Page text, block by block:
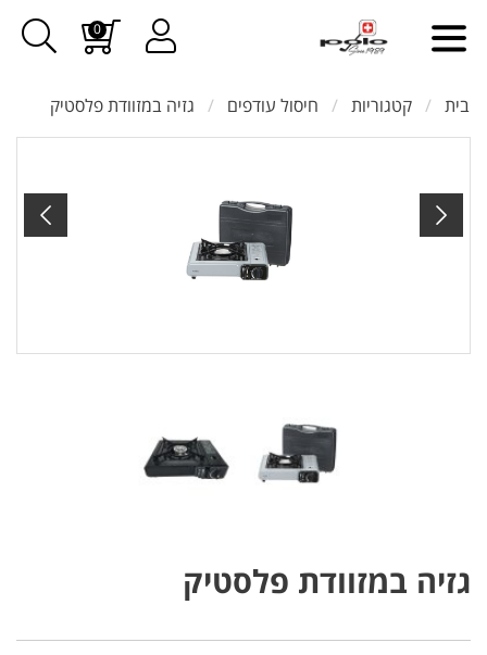
0
בית קטגוריות חיסול עודפים גזיה במזוודת פלסטיק
גזיה במזוודת פלסטיק